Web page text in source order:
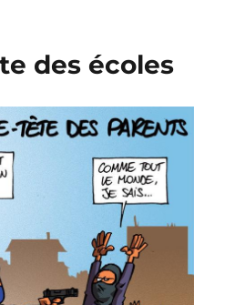
des écoles